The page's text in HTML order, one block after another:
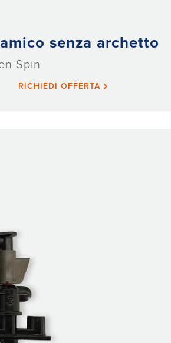
senza archetto
Spin
RICHIEDI OFFERTA